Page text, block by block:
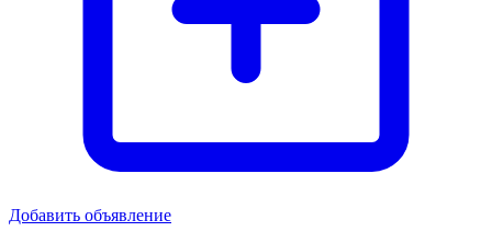
Добавить объявление